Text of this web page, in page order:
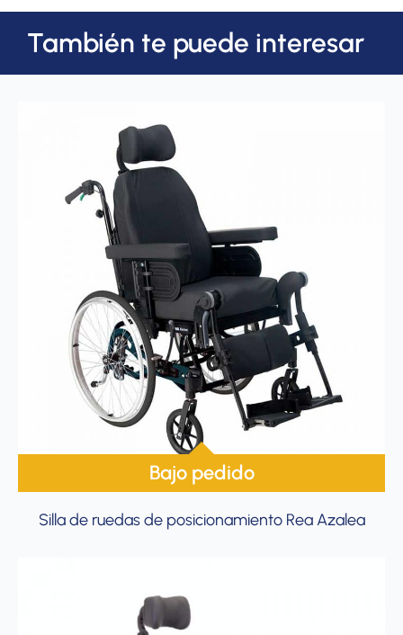
También te puede interesar
Bajo pedido
Silla de ruedas de posicionamiento Rea Azalea